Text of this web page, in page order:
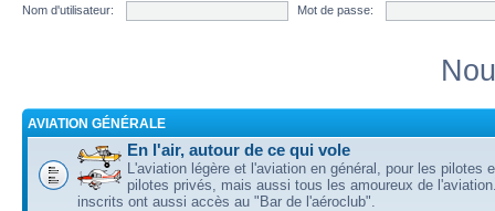
Nom d'utilisateur:
Mot de passe:
AVIATION GÉNÉRALE
En l'air, autour de ce qui vole
L'aviation légère et l'aviation en général, pour les pilotes
pilotes privés, mais aussi tous les amoureux de
inscrits ont aussi accès au "Bar de l'aéroclub".